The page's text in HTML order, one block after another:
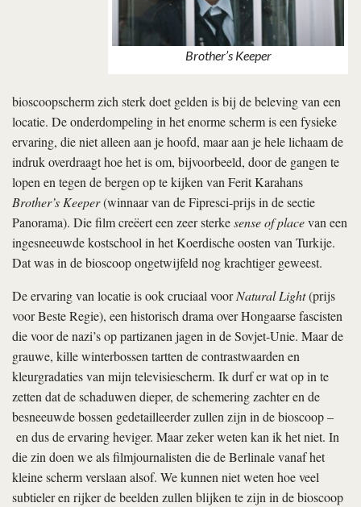
Brother’s Keeper
bioscoopscherm zich sterk doet gelden is bij de beleving van een
locatie. De onderdompeling in het enorme scherm is een fysieke
ervaring, die niet alleen aan je hoofd, maar aan je hele lichaam de
indruk overdraagt hoe het is om, bijvoorbeeld, door de gangen te
lopen en tegen de bergen op te kijken van Ferit Karahans
Brother’s Keeper(winnaar van de Fipresci-prijs in de sectie
Panorama). Die film creëert een zeer sterkesense of placevan een
ingesneeuwde kostschool in het Koerdische oosten van Turkije.
Dat was in de bioscoop ongetwijfeld nog krachtiger geweest.
De ervaring van locatie is ook cruciaal voorNatural Light(prijs
voor Beste Regie), een historisch drama over Hongaarse fascisten
die voor de nazi’s op partizanen jagen in de Sovjet-Unie. Maar de
grauwe, kille winterbossen tartten de contrastwaarden en
kleurgradaties van mijn televisiescherm. Ik durf er wat op in te
zetten dat de schaduwen dieper, de schemering zachter en de
besneeuwde bossen gedetailleerder zullen zijn in de bioscoop –
en dus de ervaring heviger. Maar zeker weten kan ik het niet. In
die zin doen we als filmjournalisten die de Berlinale vanaf het
kleine scherm verslaan alsof. We kunnen niet weten hoe veel
subtieler en rijker de beelden zullen blijken te zijn in de bioscoop